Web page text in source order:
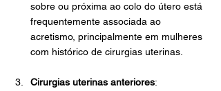
sobre ou próxima ao colo do útero está
frequentemente associada ao
acretismo, principalmente em mulheres
com histórico de cirurgias uterinas.
Cirurgias uterinas anteriores: